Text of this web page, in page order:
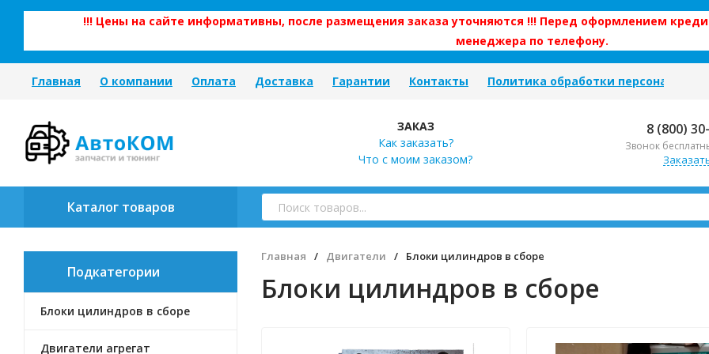
!!! Цены на сайте информативны, после размещения заказа уточняются !!! Перед оформлением
менеджера по телефону.
Главная О компании Оплата Доставка Гарантии Контакты Политика обработки персональных
ЗАКАЗ
Как заказать?
Что с моим заказом?
8 (800)
Звонок
Каталог товаров
Подкатегории
Блоки цилиндров в сборе
Двигатели агрегат
Главная / Двигатели / Блоки цилиндров в сборе
Блоки цилиндров в сборе